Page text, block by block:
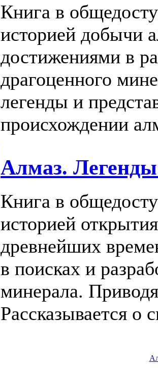
Книга в
историей добычи
достижениями в
драгоценного
легенды и
происхождении
Алмаз. Легенды
Книга в
историей
древнейших
в поисках и
минерала.
Рассказывается о